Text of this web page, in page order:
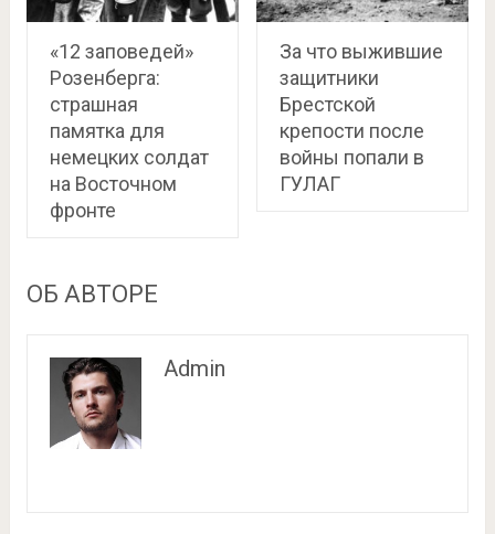
«12 заповедей»
Розенберга:
страшная
памятка для
немецких солдат
на Восточном
фронте
За что выжившие
защитники
Брестской
крепости после
войны попали в
ГУЛАГ
ОБ АВТОРЕ
Admin